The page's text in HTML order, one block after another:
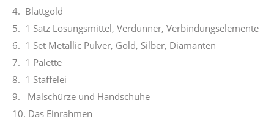
4. Blattgold
5. 1 Satz Lösungsmittel, Verdünner, Verbindungselemente
6. 1 Set Metallic Pulver, Gold, Silber, Diamanten
7. 1 Palette
8. 1 Staffelei
9. Malschürze und Handschuhe
10. Das Einrahmen